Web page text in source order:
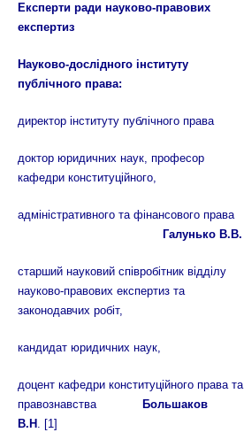
Експерти ради науково-правових
експертиз
Науково-дослідного інституту
публічного права:
директор інституту публічного права
доктор юридичних наук, професор
кафедри конституційного,
адміністративного та фінансового права
Галунько В.В.
старший науковий співробітник відділу
науково-правових експертиз та
законодавчих робіт,
кандидат юридичних наук,
доцент кафедри конституційного права та
правознавства
Большаков
В.Н . [1]